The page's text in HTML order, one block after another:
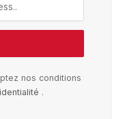
nos conditions
.